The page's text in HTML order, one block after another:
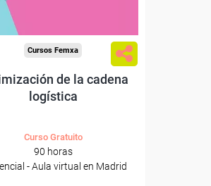
Cursos Femxa
de la cadena
logística
Curso Gratuito
90 horas
- Aula virtual en Madrid